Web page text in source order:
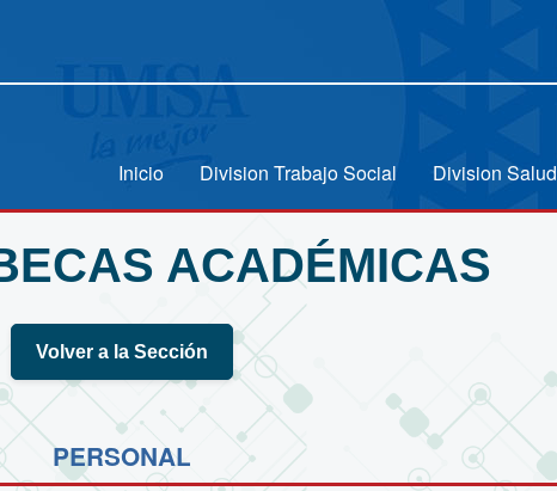
Inicio Division Trabajo Social Division Salud
ACADÉMICAS
Volver a la Sección
PERSONAL